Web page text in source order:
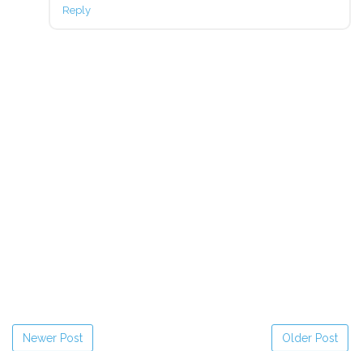
Reply
Newer Post Older Post